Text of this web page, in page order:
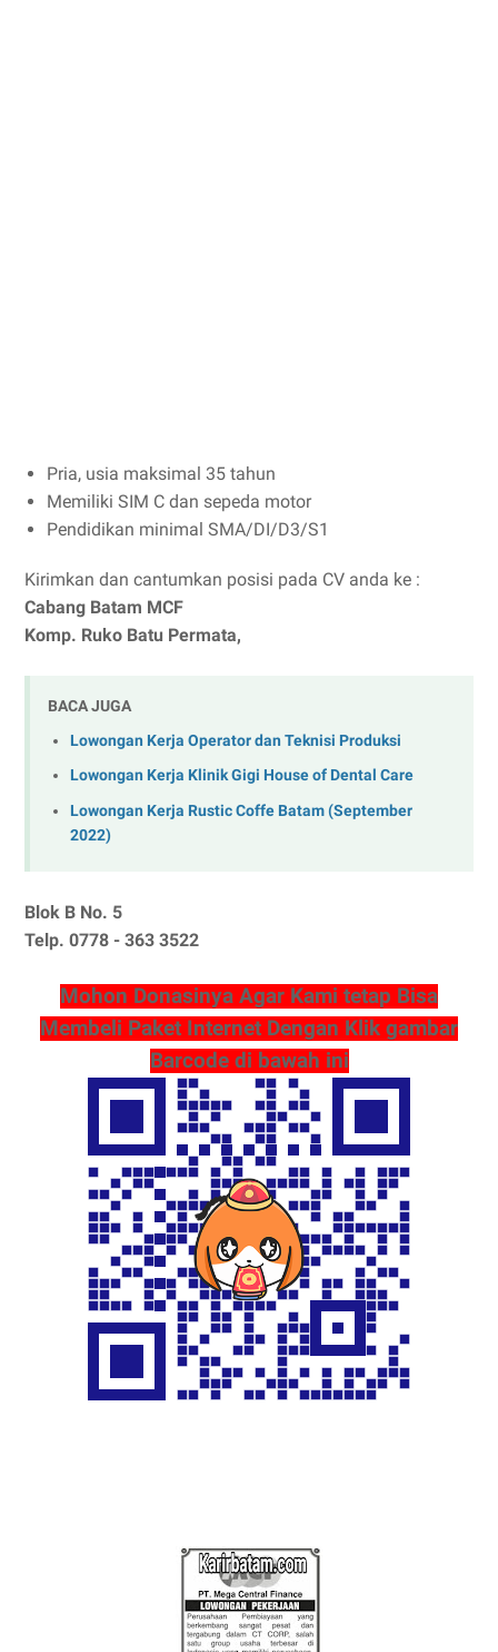
Pria, usia maksimal 35 tahun
Memiliki SIM C dan sepeda motor
Pendidikan minimal SMA/DI/D3/S1
Kirimkan dan cantumkan posisi pada CV anda ke :
Cabang Batam MCF
Komp. Ruko Batu Permata,
BACA JUGA
Lowongan Kerja Operator dan Teknisi Produksi
Lowongan Kerja Klinik Gigi House of Dental Care
Lowongan Kerja Rustic Coffe Batam (September
2022)
Blok B No. 5
Telp. 0778 - 363 3522
Mohon Donasinya Agar Kami tetap Bisa
Membeli Paket Internet Dengan Klik gambar
Barcode di bawah ini